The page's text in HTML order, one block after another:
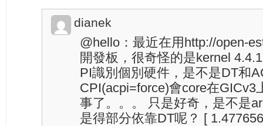
dianek
@hello：最近在用http://open-
開發板，很奇怪的是kernel
PI識別個別硬件，是不是DT和
CPI(acpi=force)會core在GICv3
事了。。。 只是好奇，是不是
是得部分依靠DT呢？ [